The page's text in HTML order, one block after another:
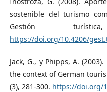
sostenible del turismo
Gestión
https://doi.org/10.4206/
Jack, G., y Phipps, A.
the context of German
(3), 281-300. https://doi.org/